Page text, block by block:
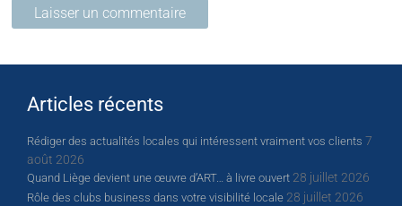
Articles récents
Rédiger des actualités locales qui intéressent vraiment vos clients 7
août 2026
Quand Liège devient une œuvre d’ART… à livre ouvert 28 juillet 2026
Rôle des clubs business dans votre visibilité locale 28 juillet 2026